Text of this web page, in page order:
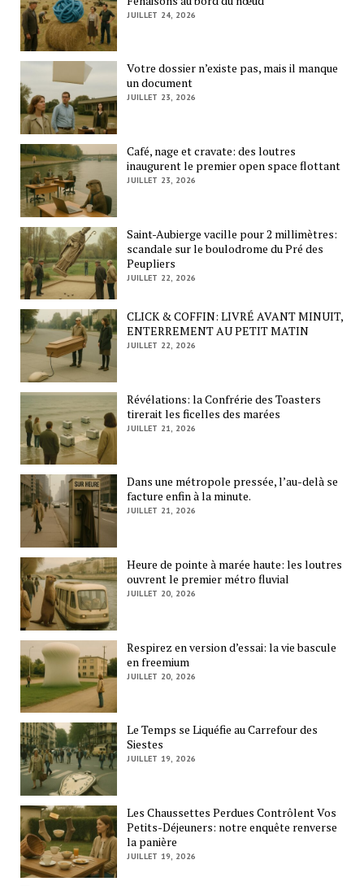
JUILLET 24, 2026
Votre dossier n’existe pas, mais il manque
un document
JUILLET 23, 2026
Café, nage et cravate: des loutres
inaugurent le premier open space flottant
JUILLET 23, 2026
Saint-Aubierge vacille pour 2 millimètres:
scandale sur le boulodrome du Pré des
Peupliers
JUILLET 22, 2026
CLICK & COFFIN: LIVRÉ AVANT MINUIT,
ENTERREMENT AU PETIT MATIN
JUILLET 22, 2026
Révélations: la Confrérie des Toasters
tirerait les ficelles des marées
JUILLET 21, 2026
Dans une métropole pressée, l’au-delà se
facture enfin à la minute.
JUILLET 21, 2026
Heure de pointe à marée haute: les loutres
ouvrent le premier métro fluvial
JUILLET 20, 2026
Respirez en version d’essai: la vie bascule
en freemium
JUILLET 20, 2026
Le Temps se Liquéfie au Carrefour des
Siestes
JUILLET 19, 2026
Les Chaussettes Perdues Contrôlent Vos
Petits-Déjeuners: notre enquête renverse
la panière
JUILLET 19, 2026